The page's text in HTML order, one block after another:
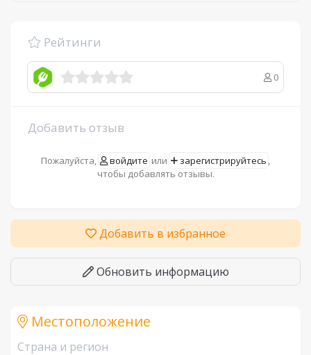
Рейтинги
0
Добавить отзыв
Пожалуйста, войдите или зарегистрируйтесь ,
чтобы добавлять отзывы.
Добавить в избранное
Обновить информацию
Местоположение
Страна и регион